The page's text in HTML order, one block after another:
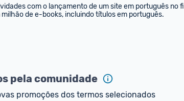
com o lançamento de um site em português no
milhão de e-books, incluindo títulos em português.
pela comunidade
promoções dos termos selecionados